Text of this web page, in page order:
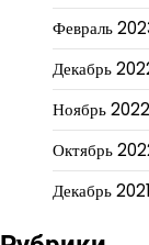
Февраль
Декабрь
Ноябрь 2022
Октябрь
Декабрь 2021